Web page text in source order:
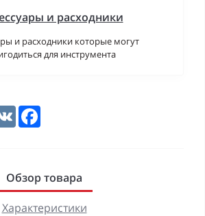
и расходники
и расходники которые могут
для инструмента
VK
Обзор товара
Характеристики